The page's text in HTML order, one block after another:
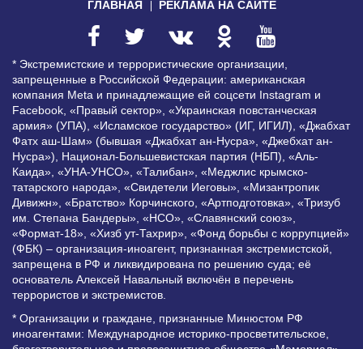
ГЛАВНАЯ РЕКЛАМА НА САЙТЕ
* Экстремистские и террористические организации,
запрещенные в Российской Федерации: американская
компания Meta и принадлежащие ей соцсети Instagram и
Facebook, «Правый сектор», «Украинская повстанческая
армия» (УПА), «Исламское государство» (ИГ, ИГИЛ), «Джабхат
Фатх аш-Шам» (бывшая «Джабхат ан-Нусра», «Джебхат ан-
Нусра»), Национал-Большевистская партия (НБП), «Аль-
Каида», «УНА-УНСО», «Талибан», «Меджлис крымско-
татарского народа», «Свидетели Иеговы», «Мизантропик
Дивижн», «Братство» Корчинского, «Артподготовка», «Тризуб
им. Степана Бандеры», «НСО», «Славянский союз»,
«Формат-18», «Хизб ут-Тахрир», «Фонд борьбы с коррупцией»
(ФБК) – организация-иноагент, признанная экстремистской,
запрещена в РФ и ликвидирована по решению суда; её
основатель Алексей Навальный включён в перечень
террористов и экстремистов.
* Организации и граждане, признанные Минюстом РФ
иноагентами: Международное историко-просветительское,